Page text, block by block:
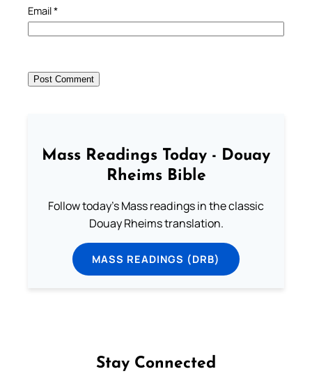
Email*
Mass Readings Today - Douay
Rheims Bible
Follow today's Mass readings in the classic
Douay Rheims translation.
MASS READINGS (DRB)
Stay Connected